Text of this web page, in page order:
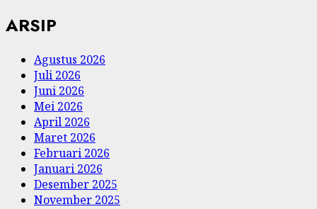
ARSIP
Agustus 2026
Juli 2026
Juni 2026
Mei 2026
April 2026
Maret 2026
Februari 2026
Januari 2026
Desember 2025
November 2025